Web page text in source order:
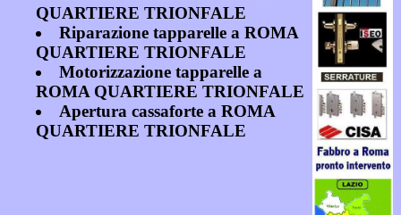
QUARTIERE TRIONFALE
Riparazione tapparelle a ROMA
QUARTIERE TRIONFALE
Motorizzazione tapparelle a
ROMA QUARTIERE TRIONFALE
Apertura cassaforte a ROMA
QUARTIERE TRIONFALE